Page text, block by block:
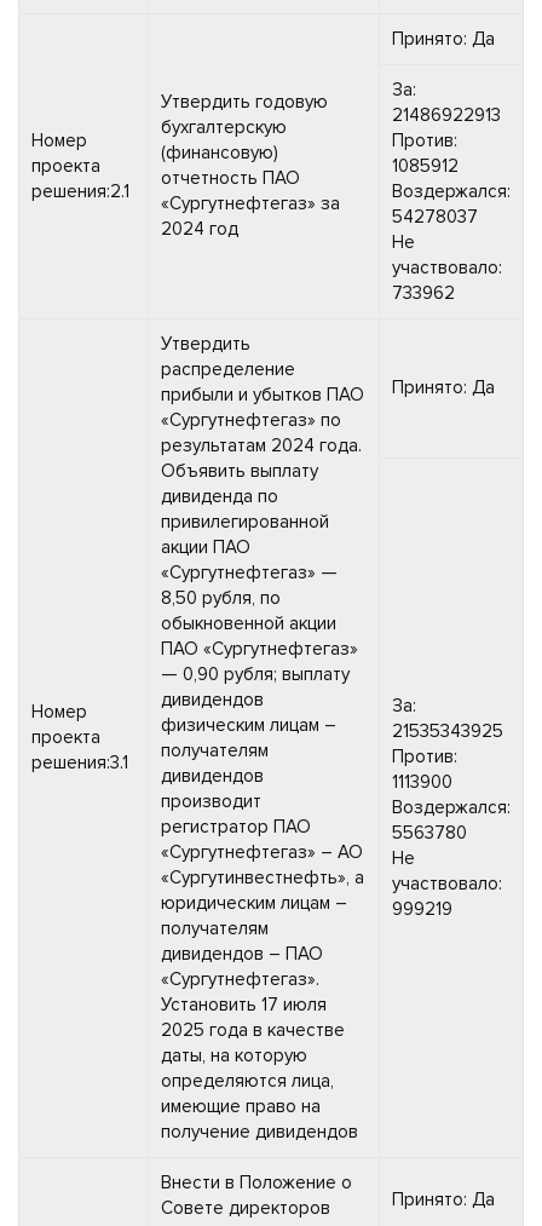
Номер
проекта
решения:2.1
Утвердить годовую
бухгалтерскую
(финансовую)
отчетность ПАО
«Сургутнефтегаз» за
2024 год
Принято: Да
За:
21486922913
Против:
1085912
Воздержался:
54278037
Не
участвовало:
733962
Номер
проекта
решения:3.1
Утвердить
распределение
прибыли и убытков ПАО
«Сургутнефтегаз» по
результатам 2024 года.
Объявить выплату
дивиденда по
привилегированной
акции ПАО
«Сургутнефтегаз» —
8,50 рубля, по
обыкновенной акции
ПАО «Сургутнефтегаз»
— 0,90 рубля; выплату
дивидендов
физическим лицам –
получателям
дивидендов
производит
регистратор ПАО
«Сургутнефтегаз» – АО
«Сургутинвестнефть», а
юридическим лицам –
получателям
дивидендов – ПАО
«Сургутнефтегаз».
Установить 17 июля
2025 года в качестве
даты, на которую
определяются лица,
имеющие право на
получение дивидендов
Принято: Да
За:
21535343925
Против:
1113900
Воздержался:
5563780
Не
участвовало:
999219
Внести в Положение о
Совете директоров
Принято: Да